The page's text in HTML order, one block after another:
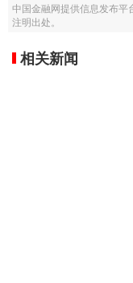
中国金融网提供信息发布平
注明出处。
相关新闻